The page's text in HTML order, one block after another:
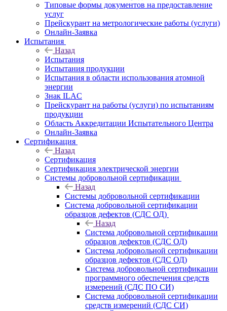
Типовые формы документов на предоставление
услуг
Прейскурант на метрологические работы (услуги)
Онлайн-Заявка
Испытания
Назад
Испытания
Испытания продукции
Испытания в области использования атомной
энергии
Знак ILAC
Прейскурант на работы (услуги) по испытаниям
продукции
Область Аккредитации Испытательного Центра
Онлайн-Заявка
Сертификация
Назад
Сертификация
Сертификация электрической энергии
Системы добровольной сертификации
Назад
Системы добровольной сертификации
Система добровольной сертификации
образцов дефектов (СДС ОД)
Назад
Система добровольной сертификации
образцов дефектов (СДС ОД)
Система добровольной сертификации
образцов дефектов (СДС ОД)
Система добровольной сертификации
программного обеспечения средств
измерений (СДС ПО СИ)
Система добровольной сертификации
средств измерений (СДС СИ)